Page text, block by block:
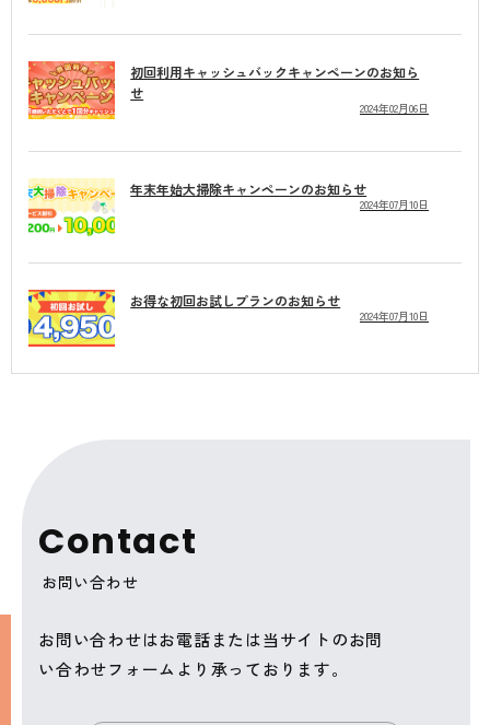
初回利用キャッシュバックキャンペーンのお知ら
せ
2024年02月06日
年末年始大掃除キャンペーンのお知らせ
2024年07月10日
お得な初回お試しプランのお知らせ
2024年07月10日
Contact
お問い合わせ
お問い合わせはお電話または当サイトのお問
い合わせフォームより承っております。